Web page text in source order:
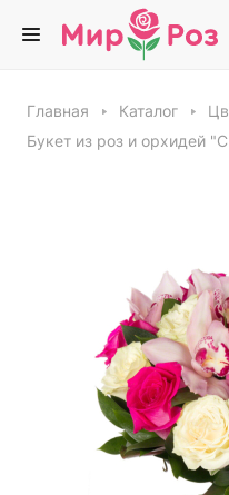
Главная Каталог
Букет из роз и орхидей